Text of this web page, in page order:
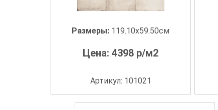
Размеры: 119.10x59.50см
Цена:4398 р/м2
Артикул: 101021